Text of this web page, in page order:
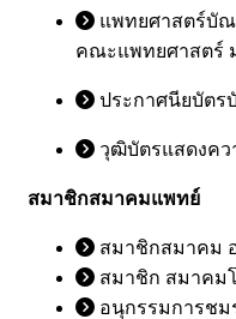
แพทยศาสตร์บั
คณะแพทยศาสตร์
ประกาศนียบัต
วุฒิบัตรแสดงคว
สมาชิกสมาคมแพทย์
สมาชิกสมาคม
สมาชิก สมาคม
อนุกรรมการชม